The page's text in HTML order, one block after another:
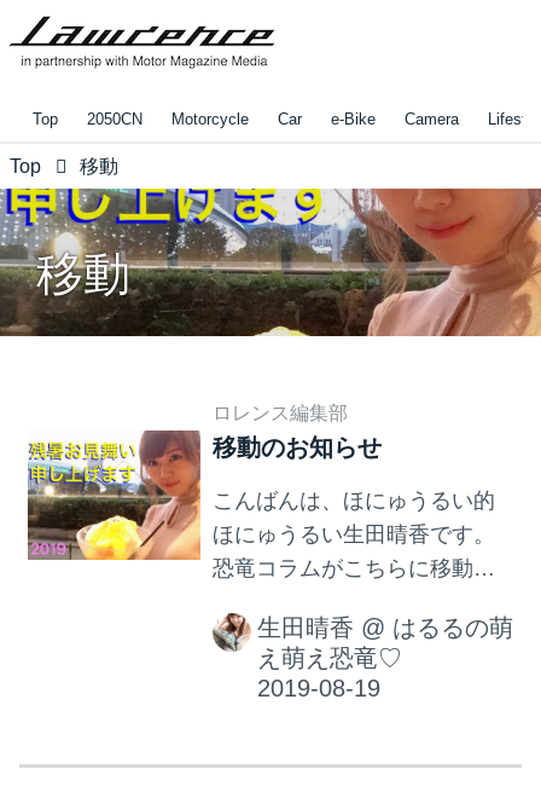
Top 2050CN Motorcycle Car e-Bike Camera
Top 移動
移動
ロレンス編集部
移動のお知らせ
こんばんは、ほにゅうるい的
ほにゅうるい生田晴香です。
恐竜コラムがこちらに移動す
- dino.network | the premium
web magazine by Revolver 生
田晴香 - 第1、3火曜更新です
れることもあります。 文字数
生田晴香 @ はるるの萌
え萌え恐竜♡